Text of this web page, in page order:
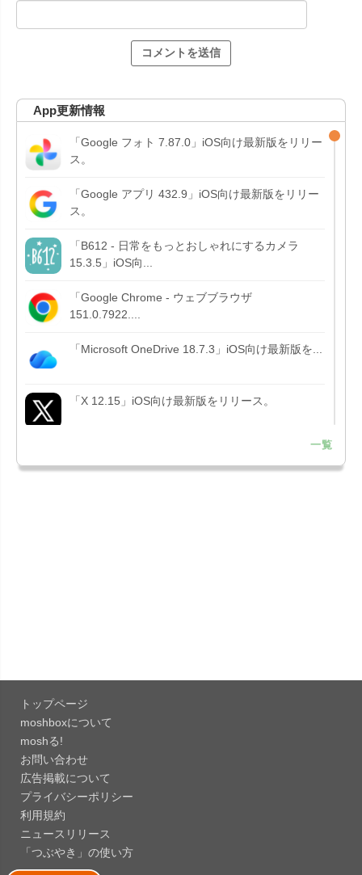
App更新情報
「Google フォト 7.87.0」iOS向け最新版をリリー
ス。
「Google アプリ 432.9」iOS向け最新版をリリー
ス。
「B612 - 日常をもっとおしゃれにするカメラ
15.3.5」iOS向...
「Google Chrome - ウェブブラウザ
151.0.7922....
「Microsoft OneDrive 18.7.3」iOS向け最新版を...
「X 12.15」iOS向け最新版をリリース。
Liguid G...
「Evernote 11.28.2」Mac向け最新版をリリー
ス。AIプロ...
「Minecraft: クラフト、建築、サバイバル
26.40」iOS向...
151.0.7922....
一覧
トップページ
moshboxについて
moshる!
お問い合わせ
広告掲載について
プライバシーポリシー
利用規約
ニュースリリース
「つぶやき」の使い方